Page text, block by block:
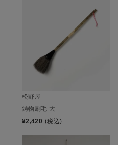
松野屋
鋳物刷毛 大
¥2,420 (税込)